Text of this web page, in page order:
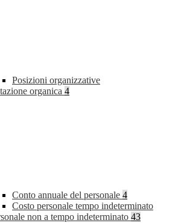
Posizioni organizzative
organica 4
Conto annuale del personale 4
Costo personale tempo indeterminato
non a tempo indeterminato 43